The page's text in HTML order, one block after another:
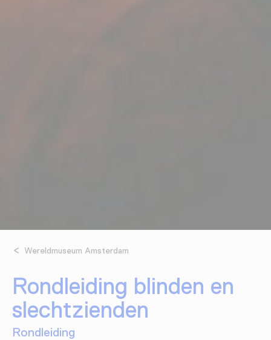
Wereldmuseum Amsterdam
Rondleiding blinden en
slechtzienden
Rondleiding